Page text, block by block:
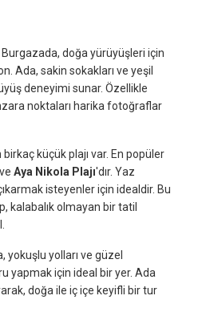
Burgazada, doğa yürüyüşleri için
Ada, sakin sokakları ve yeşil
deneyimi sunar. Özellikle
noktaları harika fotoğraflar
birkaç küçük plajı var. En popüler
ve Aya Nikola Plajı'dır. Yaz
isteyenler için idealdir. Bu
kalabalık olmayan bir tatil
yokuşlu yolları ve güzel
yapmak için ideal bir yer. Ada
doğa ile iç içe keyifli bir tur